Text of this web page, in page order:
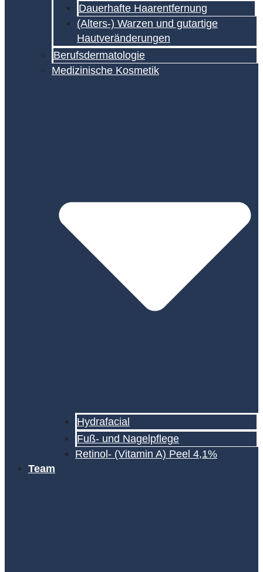
Dauerhafte Haarentfernung
(Alters-) Warzen und gutartige
Hautveränderungen
Berufsdermatologie
Medizinische Kosmetik
Hydrafacial
Fuß- und Nagelpflege
Retinol- (Vitamin A) Peel 4,1%
Team